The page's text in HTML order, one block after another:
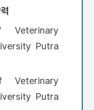
Putra
Veterinary
Putra